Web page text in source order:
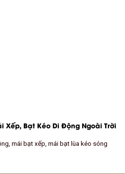
Xếp, Bạt Kéo Di Động Ngoài Trời
mái bạt xếp, mái bạt lùa kéo sóng